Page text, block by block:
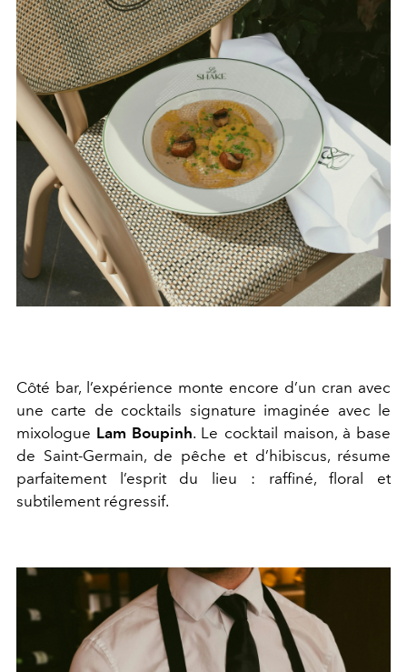
Côté bar, l’expérience monte encore d’un cran avec
une carte de cocktails signature imaginée avec le
mixologue Lam Boupinh. Le cocktail maison, à base
de Saint-Germain, de pêche et d’hibiscus, résume
parfaitement l’esprit du lieu : raffiné, floral et
subtilement régressif.